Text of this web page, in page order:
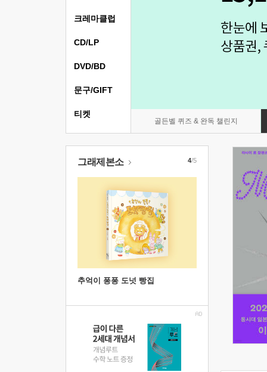
골든벨 퀴즈 & 완독 챌린지
크레마클럽
CD/LP
DVD/BD
문구/GIFT
티켓
그래제본소
추억이 퐁퐁 도넛 빵집
4/5